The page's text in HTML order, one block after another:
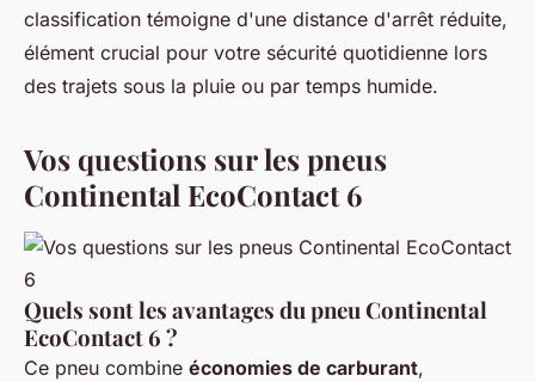
classification témoigne d'une distance d'arrêt réduite,
élément crucial pour votre sécurité quotidienne lors
des trajets sous la pluie ou par temps humide.
Vos questions sur les pneus
Continental EcoContact 6
Quels sont les avantages du pneu Continental
EcoContact 6 ?
Ce pneu combine économies de carburant,